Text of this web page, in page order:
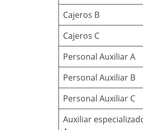
Cajeros B
Cajeros C
Personal Auxiliar A
Personal Auxiliar B
Personal Auxiliar C
Auxiliar